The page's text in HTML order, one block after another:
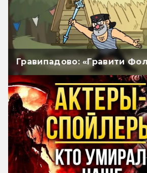
Гравипадово: «Гравити